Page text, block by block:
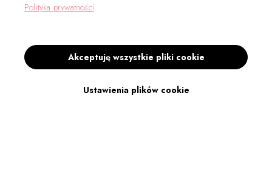
Polityka prywatności.
Ustawienia plików cookie
Akceptuję wszystkie pliki cookie